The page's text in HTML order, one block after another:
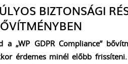
BIZTONSÁGI
a „WP GDPR Compliance”
érdemes minél előbb frissíteni.